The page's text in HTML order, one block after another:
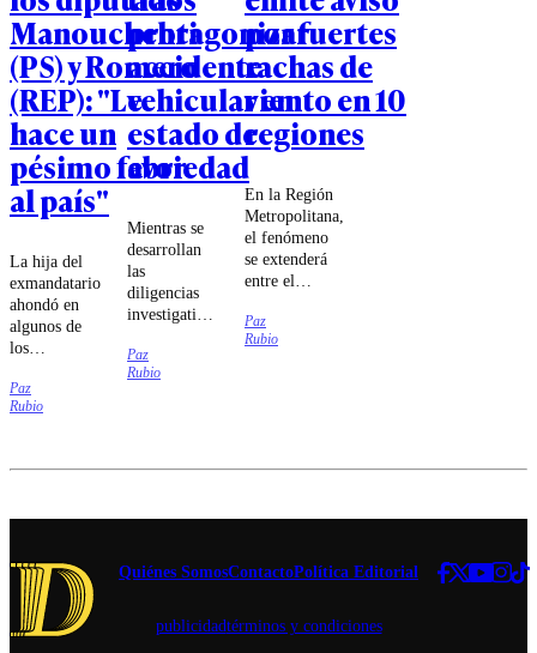
Manouchehri
(PS) y Romero
(REP): "Le
hace un
pésimo favor
al país"
La hija del
exmandatario
ahondó en
algunos de
los
del
Congreso.
Paz
Rubio
protagonizar
accidente
vehicular en
estado de
ebriedad
Mientras se
desarrollan
las
diligencias
investigativas
siniestro vial,
el
Paz
Rubio
por fuertes
rachas de
viento en 10
regiones
En la Región
Metropolitana,
el fenómeno
se extenderá
entre el
el jueves 13
de agosto.
Paz
Rubio
Quiénes SomosContactoPolítica Editorial
publicidadtérminos y condiciones